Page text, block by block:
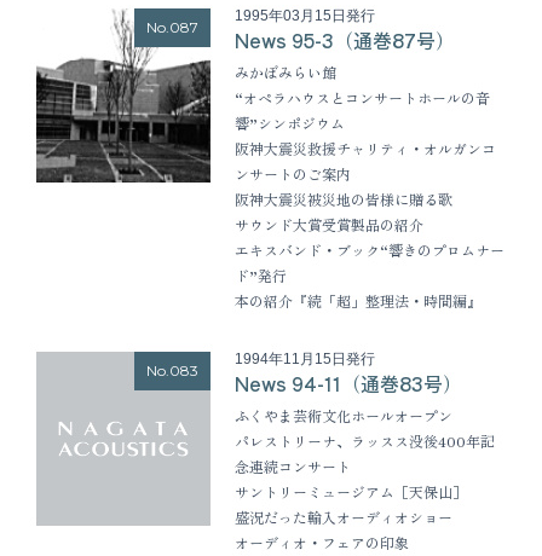
No.087
1995年03月15日発行
News 95-3（通巻87号）
みかぼみらい館
“オペラハウスとコンサートホールの音
響”シンポジウム
阪神大震災救援チャリティ・オルガンコ
ンサートのご案内
阪神大震災被災地の皆様に贈る歌
サウンド大賞受賞製品の紹介
エキスバンド・ブック“響きのプロムナー
ド”発行
本の紹介『続「超」整理法・時間編』
No.083
1994年11月15日発行
News 94-11（通巻83号）
ふくやま芸術文化ホールオープン
パレストリーナ、ラッスス没後400年記
念連続コンサート
サントリーミュージアム［天保山］
盛況だった輸入オーディオショー
オーディオ・フェアの印象